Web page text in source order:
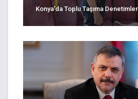
Konya’da Toplu Taşıma